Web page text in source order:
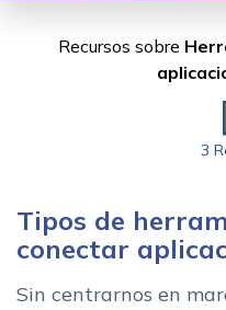
Recursos sobre
3
Tipos de
conectar
Sin centrarnos en